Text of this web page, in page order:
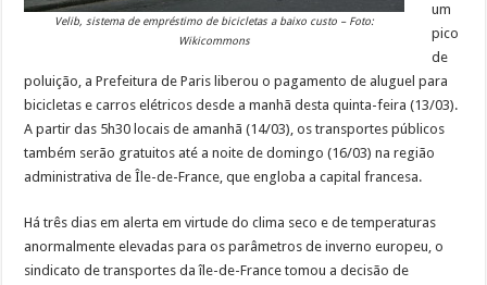
Velib, sistema de empréstimo de bicicletas a baixo custo – Foto:
Wikicommons
um
pico
de
poluição, a Prefeitura de Paris liberou o pagamento de aluguel para
bicicletas e carros elétricos desde a manhã desta quinta-feira (13/03).
A partir das 5h30 locais de amanhã (14/03), os transportes públicos
também serão gratuitos até a noite de domingo (16/03) na região
administrativa de Île-de-France, que engloba a capital francesa.
Há três dias em alerta em virtude do clima seco e de temperaturas
anormalmente elevadas para os parâmetros de inverno europeu, o
sindicato de transportes da île-de-France tomou a decisão de